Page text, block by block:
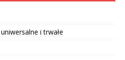
i trwałe